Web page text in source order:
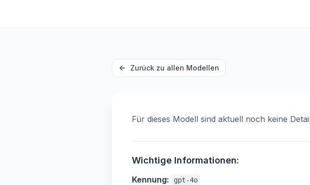
Zurück zu allen Modellen
Für dieses Modell sind aktuell noch keine
Wichtige Informationen:
Kennung: gpt-4o